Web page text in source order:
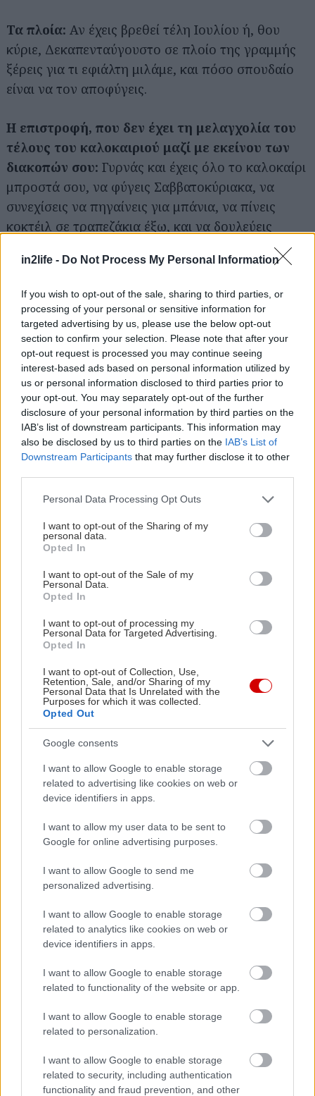
in2life - Do Not Process My Personal Information
If you wish to opt-out of the sale, sharing to third parties, or
processing of your personal or sensitive information for
targeted advertising by us, please use the below opt-out
section to confirm your selection. Please note that after your
opt-out request is processed you may continue seeing
interest-based ads based on personal information utilized by
us or personal information disclosed to third parties prior to
your opt-out. You may separately opt-out of the further
disclosure of your personal information by third parties on the
IAB’s list of downstream participants. This information may
also be disclosed by us to third parties on the IAB’s List of
Downstream Participants that may further disclose it to other
Please note that this website/app uses one or more Google
not limited to your visit or usage behaviour. You may click to
grant or deny consent to Google and its third-party tags to
use your data for below specified purposes in below Google
consent section.
Personal Data Processing Opt Outs
I want to opt-out of the Sharing of my
personal data.
Opted In
I want to opt-out of the Sale of my
Personal Data.
Opted In
I want to opt-out of processing my
Personal Data for Targeted Advertising.
Opted In
I want to opt-out of Collection, Use,
Retention, Sale, and/or Sharing of my
Personal Data that Is Unrelated with the
Purposes for which it was collected.
Opted Out
Google consents
I want to allow Google to enable storage
related to advertising like cookies on web or
device identifiers in apps.
I want to allow my user data to be sent to
Google for online advertising purposes.
I want to allow Google to send me
personalized advertising.
I want to allow Google to enable storage
related to analytics like cookies on web or
device identifiers in apps.
I want to allow Google to enable storage
related to functionality of the website or app.
I want to allow Google to enable storage
related to personalization.
I want to allow Google to enable storage
related to security, including authentication
functionality and fraud prevention, and other
Τα πλοία: Αν έχεις βρεθεί τέλη Ιουλίου ή, θου
κύριε, Δεκαπενταύγουστο σε πλοίο της γραμμής
ξέρεις για τι εφιάλτη μιλάμε, και πόσο σπουδαίο
είναι να τον αποφύγεις.
Η επιστροφή, που δεν έχει τη μελαγχολία του
τέλους του καλοκαιριού μαζί με εκείνου των
διακοπών σου: Γυρνάς και έχεις όλο το καλοκαίρι
μπροστά σου, να φύγεις Σαββατοκύριακα, να
συνεχίσεις να πηγαίνεις για μπάνια, να πίνεις
κοκτέιλ σε τραπεζάκια έξω, και να δουλεύεις
στη διάθεσή σου όλο τον Αύγουστο, να πηγαίνεις
όπου θες μέσα σε ένα τέταρτο αντί για δύο ώρες,
να εξερευνάς τις ωραιότερες γωνιές της που δεν
έχεις τον χρόνο ή/και το κουράγιο να δεις τον
χειμώνα, και να βρίσκεις τραπέζι ελεύθερο στα πιο
χοτ μαγαζιά της –που δεν κλείνουν πια για
καλοκαίρι, γιατί έχουν τουρίστες να
εξυπηρετήσουν.
για...